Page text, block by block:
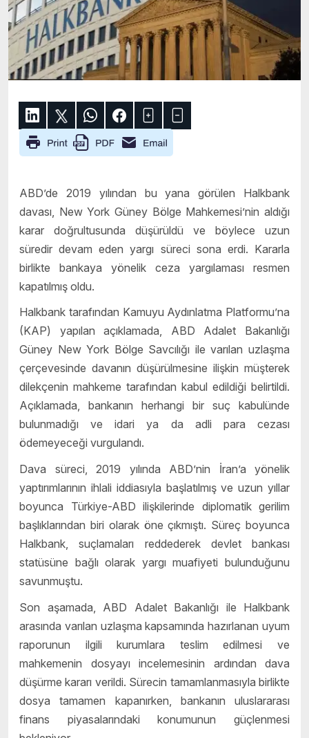
ABD’de 2019 yılından bu yana görülen Halkbank
davası, New York Güney Bölge Mahkemesi’nin aldığı
karar doğrultusunda düşürüldü ve böylece uzun
süredir devam eden yargı süreci sona erdi. Kararla
birlikte bankaya yönelik ceza yargılaması resmen
kapatılmış oldu.
Halkbank tarafından Kamuyu Aydınlatma Platformu’na
(KAP) yapılan açıklamada, ABD Adalet Bakanlığı
Güney New York Bölge Savcılığı ile varılan uzlaşma
çerçevesinde davanın düşürülmesine ilişkin müşterek
dilekçenin mahkeme tarafından kabul edildiği belirtildi.
Açıklamada, bankanın herhangi bir suç kabulünde
bulunmadığı ve idari ya da adli para cezası
ödemeyeceği vurgulandı.
Dava süreci, 2019 yılında ABD’nin İran’a yönelik
yaptırımlarının ihlali iddiasıyla başlatılmış ve uzun yıllar
boyunca Türkiye-ABD ilişkilerinde diplomatik gerilim
başlıklarından biri olarak öne çıkmıştı. Süreç boyunca
Halkbank, suçlamaları reddederek devlet bankası
statüsüne bağlı olarak yargı muafiyeti bulunduğunu
savunmuştu.
Son aşamada, ABD Adalet Bakanlığı ile Halkbank
arasında varılan uzlaşma kapsamında hazırlanan uyum
raporunun ilgili kurumlara teslim edilmesi ve
mahkemenin dosyayı incelemesinin ardından dava
düşürme kararı verildi. Sürecin tamamlanmasıyla birlikte
dosya tamamen kapanırken, bankanın uluslararası
finans piyasalarındaki konumunun güçlenmesi